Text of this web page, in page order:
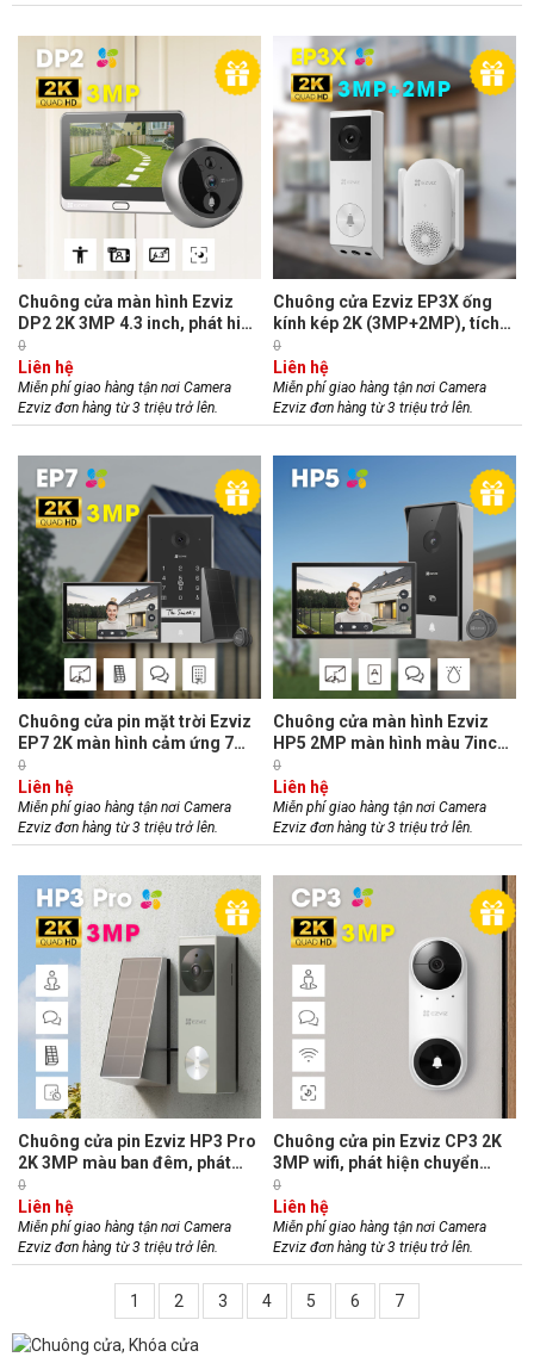
Chuông cửa màn hình Ezviz
DP2 2K 3MP 4.3 inch, phát hiện
chuyển động, live view, hồng
ngoại 5m
0
Liên hệ
Miễn phí giao hàng tận nơi Camera
Ezviz đơn hàng từ 3 triệu trở lên.
Chuông cửa Ezviz EP3X ống
kính kép 2K (3MP+2MP), tích
hợp pin 5200mAh, phát hiện
người/gói hàng, đàm thoại hai
chiều
0
Liên hệ
Miễn phí giao hàng tận nơi Camera
Ezviz đơn hàng từ 3 triệu trở lên.
Chuông cửa pin mặt trời Ezviz
EP7 2K màn hình cảm ứng 7
inch, mã pin/thẻ từ, đàm thoại
hai chiều
0
Liên hệ
Miễn phí giao hàng tận nơi Camera
Ezviz đơn hàng từ 3 triệu trở lên.
Chuông cửa màn hình Ezviz
HP5 2MP màn hình màu 7inch,
quản lý bằng app, đàm thoại
hai chiều
0
Liên hệ
Miễn phí giao hàng tận nơi Camera
Ezviz đơn hàng từ 3 triệu trở lên.
Chuông cửa pin Ezviz HP3 Pro
2K 3MP màu ban đêm, phát
hiện chuyển động, đàm thoại
hai chiều, còi báo động
0
Liên hệ
Miễn phí giao hàng tận nơi Camera
Ezviz đơn hàng từ 3 triệu trở lên.
Chuông cửa pin Ezviz CP3 2K
3MP wifi, phát hiện chuyển
động, hồng ngoại 6m, đàm
thoại hai chiều
0
Liên hệ
Miễn phí giao hàng tận nơi Camera
Ezviz đơn hàng từ 3 triệu trở lên.
1 2 3 4 5 6 7